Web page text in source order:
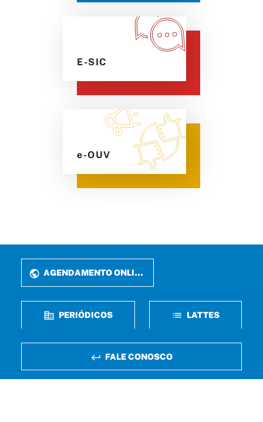
E-SIC
e-OUV
AGENDAMENTO ONLINE
PERIÓDICOS LATTES
FALE CONOSCO